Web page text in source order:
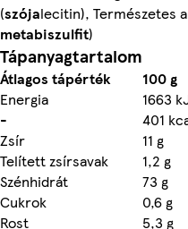
(szójalecitin), Természetes
metabiszulfit)
Tápanyagtartalom
Átlagos tápérték 100 g
Energia
1663
-
401
Zsír
11 g
Telített zsírsavak
1,2 g
Szénhidrát
73 g
Cukrok
0,6 g
Rost
5,3 g